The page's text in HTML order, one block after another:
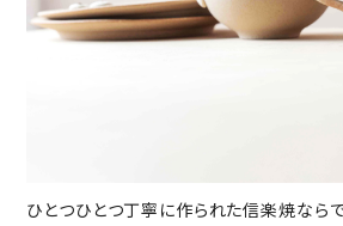
ひとつひとつ丁寧に作られた信楽焼なら